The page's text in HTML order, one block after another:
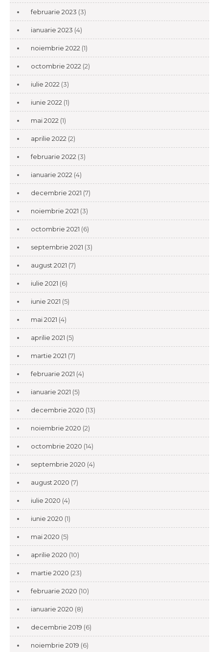
februarie 2023 (3)
ianuarie 2023 (4)
noiembrie 2022 (1)
octombrie 2022 (2)
iulie 2022 (3)
iunie 2022 (1)
mai 2022 (1)
aprilie 2022 (2)
februarie 2022 (3)
ianuarie 2022 (4)
decembrie 2021 (7)
noiembrie 2021 (3)
octombrie 2021 (6)
septembrie 2021 (3)
august 2021 (7)
iulie 2021 (6)
iunie 2021 (5)
mai 2021 (4)
aprilie 2021 (5)
martie 2021 (7)
februarie 2021 (4)
ianuarie 2021 (5)
decembrie 2020 (13)
noiembrie 2020 (2)
octombrie 2020 (14)
septembrie 2020 (4)
august 2020 (7)
iulie 2020 (4)
iunie 2020 (1)
mai 2020 (5)
aprilie 2020 (10)
martie 2020 (23)
februarie 2020 (10)
ianuarie 2020 (8)
decembrie 2019 (6)
noiembrie 2019 (6)